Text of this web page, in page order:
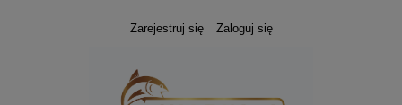
Zarejestruj się Zaloguj się